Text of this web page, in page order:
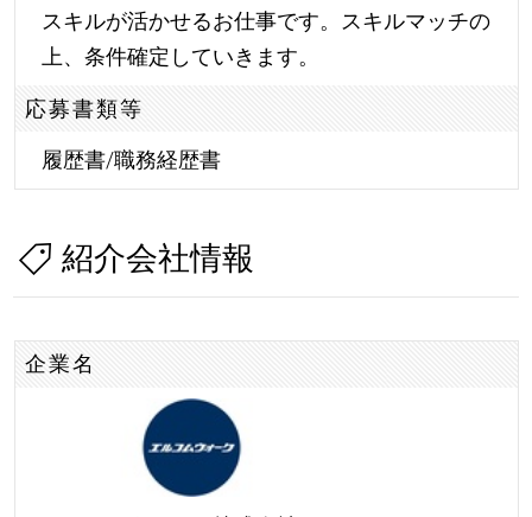
スキルが活かせるお仕事です。スキルマッチの
上、条件確定していきます。
応募書類等
履歴書/職務経歴書
紹介会社情報
企業名